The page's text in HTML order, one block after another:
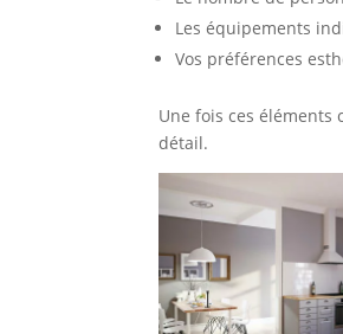
Les équipements
Vos préférences
Une fois ces éléments
détail.